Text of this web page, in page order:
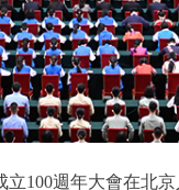
100週年大會在北